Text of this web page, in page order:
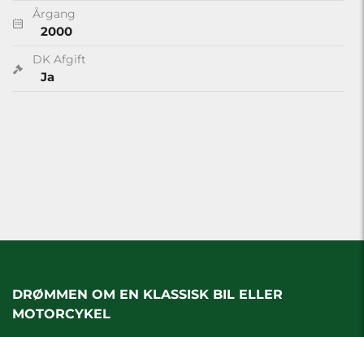
Årgang
2000
DK Afgift
Ja
DRØMMEN OM EN KLASSISK BIL ELLER
MOTORCYKEL